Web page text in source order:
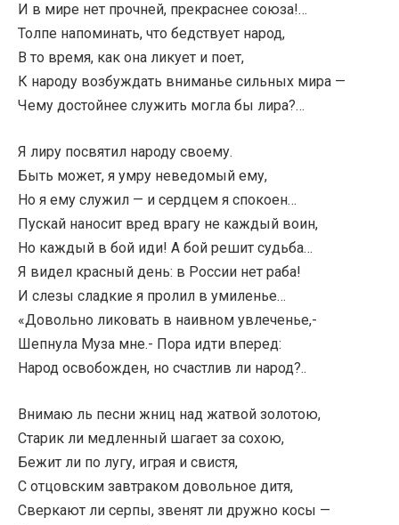
И в мире нет прочней, прекраснее союза!…
Толпе напоминать, что бедствует народ,
В то время, как она ликует и поет,
К народу возбуждать вниманье сильных мира —
Чему достойнее служить могла бы лира?…
Я лиру посвятил народу своему.
Быть может, я умру неведомый ему,
Но я ему служил — и сердцем я спокоен…
Пускай наносит вред врагу не каждый воин,
Но каждый в бой иди! А бой решит судьба…
Я видел красный день: в России нет раба!
И слезы сладкие я пролил в умиленье…
«Довольно ликовать в наивном увлеченье,-
Шепнула Муза мне.- Пора идти вперед:
Народ освобожден, но счастлив ли народ?..
Внимаю ль песни жниц над жатвой золотою,
Старик ли медленный шагает за сохою,
Бежит ли по лугу, играя и свистя,
С отцовским завтраком довольное дитя,
Сверкают ли серпы, звенят ли дружно косы —